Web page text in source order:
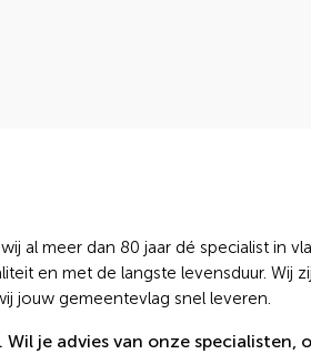
al meer dan 80 jaar dé specialist in
en met de langste levensduur. Wij
jouw gemeentevlag snel leveren.
je advies van onze specialisten,